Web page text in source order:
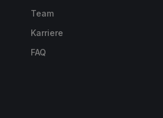
Team
Karriere
FAQ